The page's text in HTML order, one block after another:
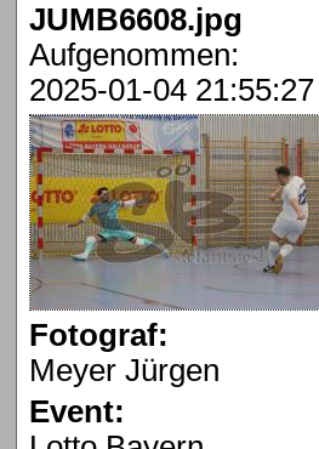
JUMB6608.jpg
Aufgenommen:
2025-01-04 21:55:27
Fotograf:
Meyer Jürgen
Event: